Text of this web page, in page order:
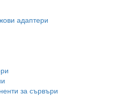
адаптери
за сървъри